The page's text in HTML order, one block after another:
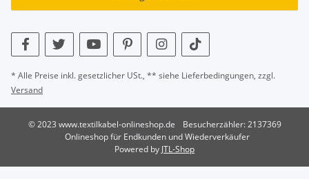
* Alle Preise inkl. gesetzlicher USt., ** siehe Lieferbedingungen, zzgl.
Versand
© 2023 www.textilkabel-onlineshop.de
Besucherzähler: 2137369
Onlineshop für Endkunden und Wiederverkäufer
Powered by JTL-Shop